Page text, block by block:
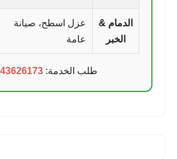
الدمام &
الخبر
عزل اسطح، صيانة
عامة
طلب الخدمة:0543626173